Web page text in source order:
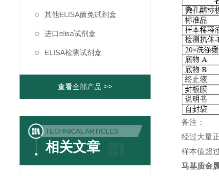
其他ELISA酶免试剂盒
进口elisa试剂盒
ELISA检测试剂盒
查看全部产品 >>
TECHNICAL ARTICLES
相关文章
备注：
经过大量
样本值超
马基质金